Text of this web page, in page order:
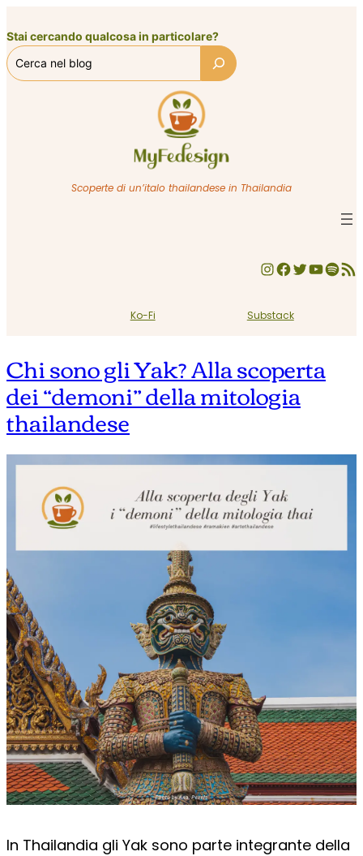
al
contenuto
Stai cercando qualcosa in particolare?
Scoperte di un’italo thailandese in Thailandia
InstagramFacebook Twitter YouTube Spotify Feed RSS
Ko-Fi Substack
Chi sono gli Yak? Alla scoperta
dei “demoni” della mitologia
thailandese
In Thailandia gli Yak sono parte integrante della